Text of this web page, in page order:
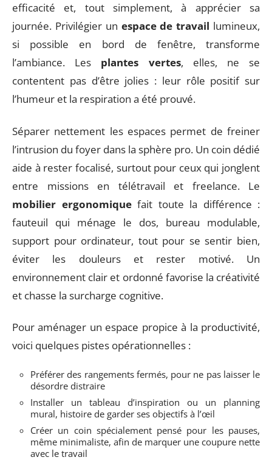
efficacité et, tout simplement, à apprécier sa
journée. Privilégier un espace de travail lumineux,
si possible en bord de fenêtre, transforme
l’ambiance. Les plantes vertes, elles, ne se
contentent pas d’être jolies : leur rôle positif sur
l’humeur et la respiration a été prouvé.
Séparer nettement les espaces permet de freiner
l’intrusion du foyer dans la sphère pro. Un coin dédié
aide à rester focalisé, surtout pour ceux qui jonglent
entre missions en télétravail et freelance. Le
mobilier ergonomiquefait toute la différence :
fauteuil qui ménage le dos, bureau modulable,
support pour ordinateur, tout pour se sentir bien,
éviter les douleurs et rester motivé. Un
environnement clair et ordonné favorise la créativité
et chasse la surcharge cognitive.
Pour aménager un espace propice à la productivité,
voici quelques pistes opérationnelles :
Préférer des rangements fermés, pour ne pas laisser le
désordre distraire
Installer un tableau d’inspiration ou un planning
mural, histoire de garder ses objectifs à l’œil
Créer un coin spécialement pensé pour les pauses,
même minimaliste, afin de marquer une coupure nette
avec le travail